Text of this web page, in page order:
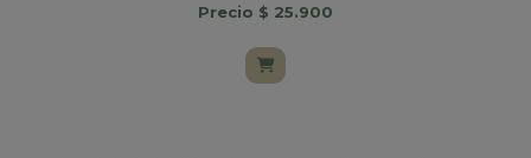
Precio $ 25.900